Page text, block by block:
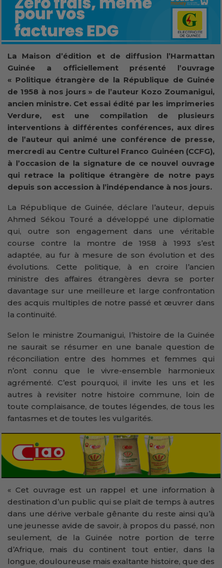
La Maison d’édition et de diffusion l’Harmattan
Guinée a officiellement présenté l’ouvrage
« Politique étrangère de la République de Guinée
de 1958 à nos jours » de l’auteur Kozo Zoumanigui,
ancien ministre. Cet essai édité par les imprimeries
Verdure, est une compilation de plusieurs
interventions à différentes conférences, aux dires
de l’auteur qui animé une conférence de presse,
mercredi au Centre Culturel Franco Guinéen (CCFG),
à l’occasion de la signature de ce nouvel ouvrage
qui retrace la politique étrangère de notre pays
depuis son accession à l’indépendance à nos jours.
La République de Guinée, déclare l’auteur, depuis
Ahmed Sékou Touré a développé une diplomatie
qui, outre son engagement dans une véritable
course contre la montre de 1958 à 1993 s’est
adaptée, au fur à mesure de son évolution et des
évolutions. Cette politique, à en croire l’ancien
ministre des affaires étrangères devra se porter
davantage sur une meilleure et large confrontation
des acquis multiples de notre passé et œuvrer dans
la continuité.
Selon le ministre Zoumanigui, l’histoire de la Guinée
ne saurait se résumer en une banale question de
réconciliation entre des hommes et femmes qui
n’ont connu que le vivre-ensemble harmonieux
agrémenté. C’est pourquoi, il invite les uns et les
autres à revisiter notre histoire commune, loin de
toute complaisance, de toutes légendes, de tous les
fantasmes et de toutes les vulgarités.
« Cet ouvrage est un rappel et une information à
destination d’un public qui se plait de temps à autres
dans une dérive verbale gênante du reste ainsi qu’à
une jeunesse avide de savoir, à propos du passé, non
seulement, de la Guinée notre portion de terre
d’Afrique, mais du continent tout entier, dans la
longue, douloureuse mais exaltante histoire, que des